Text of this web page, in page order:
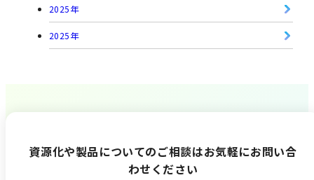
2025年
2025年
資源化や製品についてのご相談はお気軽にお問い合
わせください